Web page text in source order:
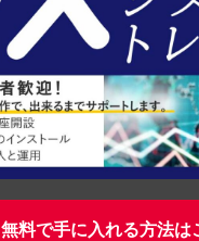
無料で手に入れる方法は